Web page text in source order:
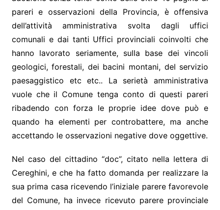
pareri e osservazioni della Provincia, è offensiva
dell’attività amministrativa svolta dagli uffici
comunali e dai tanti Uffici provinciali coinvolti che
hanno lavorato seriamente, sulla base dei vincoli
geologici, forestali, dei bacini montani, del servizio
paesaggistico etc etc.. La serietà amministrativa
vuole che il Comune tenga conto di questi pareri
ribadendo con forza le proprie idee dove può e
quando ha elementi per controbattere, ma anche
accettando le osservazioni negative dove oggettive.
Nel caso del cittadino “doc”, citato nella lettera di
Cereghini, e che ha fatto domanda per realizzare la
sua prima casa ricevendo l’iniziale parere favorevole
del Comune, ha invece ricevuto parere provinciale